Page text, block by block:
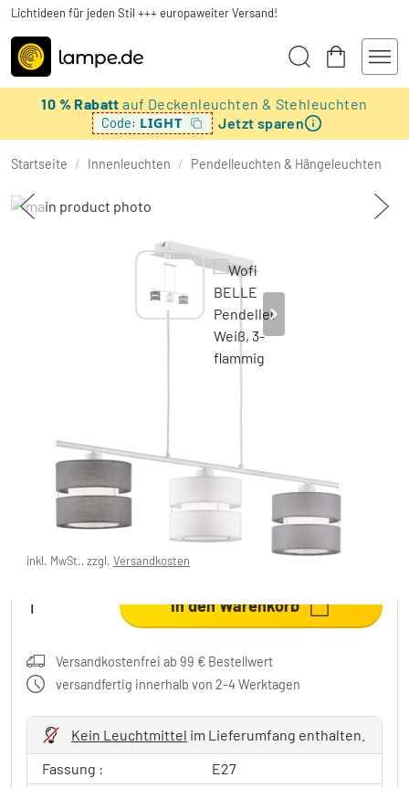
Lichtideen für jeden Stil +++ europaweiter Versand!
10 % Rabattauf Deckenleuchten & Stehleuchten
Code: LIGHT Jetzt sparen
Startseite / Innenleuchten / Pendelleuchten & Hängeleuchten
Wofi BELLE Pendelleuchte Weiß, 3-flammig
19,99 €
UVP:149,99 €
inkl. MwSt., zzgl. Versandkosten
In den Warenkorb
Versandkostenfrei ab 99 € Bestellwert
versandfertig innerhalb von 2-4 Werktagen
Kein Leuchtmittel im Lieferumfang enthalten.
Fassung :
E27